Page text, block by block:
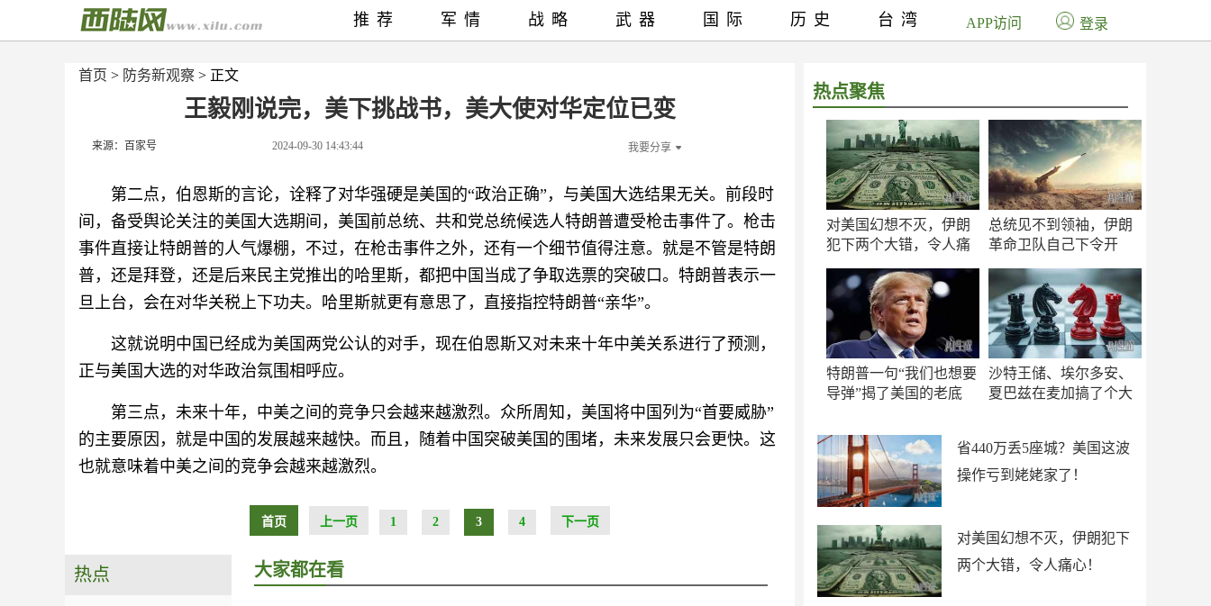
首页 > 防务新观察 > 正文
王毅刚说完，美下挑战书，美大使对华定位已变
来源：百家号 2024-09-30 14:43:44 我要分享
第二点，伯恩斯的言论，诠释了对华强硬是美国的“政治正确”，与美国大选结果无关。前段时
间，备受舆论关注的美国大选期间，美国前总统、共和党总统候选人特朗普遭受枪击事件了。枪击
事件直接让特朗普的人气爆棚，不过，在枪击事件之外，还有一个细节值得注意。就是不管是特朗
普，还是拜登，还是后来民主党推出的哈里斯，都把中国当成了争取选票的突破口。特朗普表示一
旦上台，会在对华关税上下功夫。哈里斯就更有意思了，直接指控特朗普“亲华”。
这就说明中国已经成为美国两党公认的对手，现在伯恩斯又对未来十年中美关系进行了预测，
正与美国大选的对华政治氛围相呼应。
第三点，未来十年，中美之间的竞争只会越来越激烈。众所周知，美国将中国列为“首要威胁”
的主要原因，就是中国的发展越来越快。而且，随着中国突破美国的围堵，未来发展只会更快。这
也就意味着中美之间的竞争会越来越激烈。
首页 上一页 1 2 3 4 下一页
热点聚焦
对美国幻想不灭，伊朗
犯下两个大错，令人痛
总统见不到领袖，伊朗
革命卫队自己下令开
特朗普一句“我们也想要
导弹”揭了美国的老底
沙特王储、埃尔多安、
夏巴兹在麦加搞了个大
省440万丢5座城？美国这波
操作亏到姥姥家了！
对美国幻想不灭，伊朗犯下
两个大错，令人痛心！
推荐 军情 战略 武器 国际 历史 台湾 APP访问 登录
热点 大家都在看